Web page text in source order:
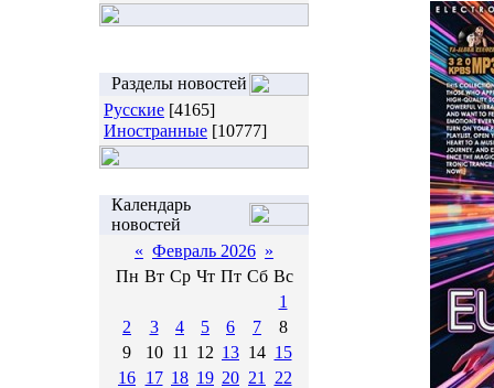
Разделы новостей
Русские [4165]
Иностранные [10777]
Календарь
новостей
« Февраль 2026 »
Пн Вт Ср Чт Пт Сб Вс
1
2
3 4 5 6 7
8
9
10 11 12 13 14 15
16 17 18 19 20 21
22